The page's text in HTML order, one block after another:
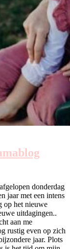
donderdag
jaar met een intens
op het nieuwe
uitdagingen..
aan me
rustig even op zich
jaar. Plots